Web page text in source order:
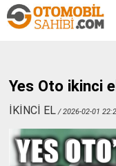
Yes Oto ikinci
İKİNCİ EL / 2026-02-01